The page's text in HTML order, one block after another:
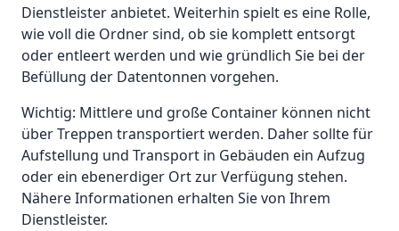
Dienstleister anbietet. Weiterhin spielt es eine Rolle,
wie voll die Ordner sind, ob sie komplett entsorgt
oder entleert werden und wie gründlich Sie bei der
Befüllung der Datentonnen vorgehen.
Wichtig: Mittlere und große Container können nicht
über Treppen transportiert werden. Daher sollte für
Aufstellung und Transport in Gebäuden ein Aufzug
oder ein ebenerdiger Ort zur Verfügung stehen.
Nähere Informationen erhalten Sie von Ihrem
Dienstleister.